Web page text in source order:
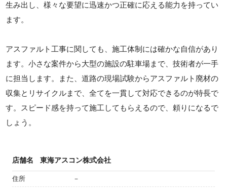
生み出し、様々な要望に迅速かつ正確に応える能力を持ってい
ます。
アスファルト工事に関しても、施工体制には確かな自信があり
ます。小さな案件から大型の施設の駐車場まで、技術者が一手
に担当します。また、道路の現場試験からアスファルト廃材の
収集とリサイクルまで、全てを一貫して対応できるのが特長で
す。スピード感を持って施工してもらえるので、頼りになるで
しょう。
店舗名 東海アスコン株式会社
住所 －